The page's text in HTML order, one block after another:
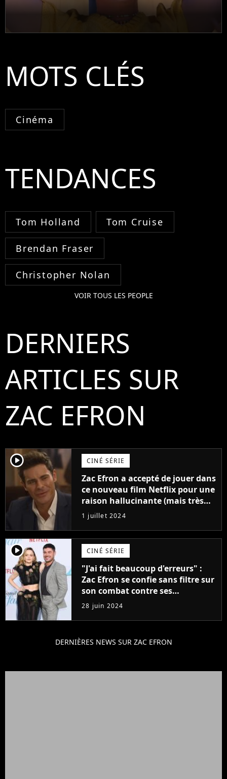
MOTS CLÉS
Cinéma
TENDANCES
Tom Holland Tom Cruise
Brendan Fraser
Christopher Nolan
VOIR TOUS LES PEOPLE
DERNIERS
ARTICLES SUR
ZAC EFRON
player2 CINÉ SÉRIE
Zac Efron a accepté de jouer dans
ce nouveau film Netflix pour une
raison hallucinante (mais très
drôle)
1 juillet 2024
player2 CINÉ SÉRIE
"J'ai fait beaucoup d'erreurs" :
Zac Efron se confie sans filtre sur
son combat contre ses
addictions
28 juin 2024
DERNIÈRES NEWS SUR ZAC EFRON